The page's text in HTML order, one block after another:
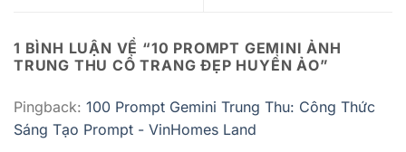
1 BÌNH LUẬN VỀ “10 PROMPT GEMINI ẢNH
TRUNG THU CỔ TRANG ĐẸP HUYỀN ẢO”
Pingback: 100 Prompt Gemini Trung Thu: Công Thức
Sáng Tạo Prompt - VinHomes Land